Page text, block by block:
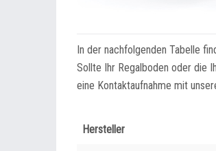
In der nachfolgenden Tabelle
Sollte Ihr Regalboden oder die
eine Kontaktaufnahme mit
Hersteller